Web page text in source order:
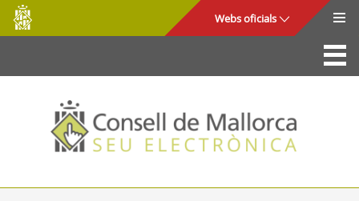
Salta al contingut principal
Consell
de
Mallorca
Webs oficials
La Seu
Consell de Mallorca
Accés i seguretat
Utilitats